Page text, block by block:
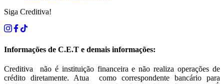
Siga Creditiva!
Informações de C.E.T e demais informações:
Creditiva não é instituição financeira e não realiza operações de
crédito diretamente. Atua como correspondente bancário para